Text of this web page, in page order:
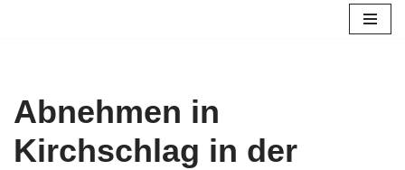
Abnehmen in
Kirchschlag in der